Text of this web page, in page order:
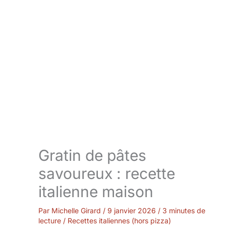
Gratin de pâtes
savoureux : recette
italienne maison
Par Michelle Girard / 9 janvier 2026 / 3 minutes de
lecture / Recettes italiennes (hors pizza)